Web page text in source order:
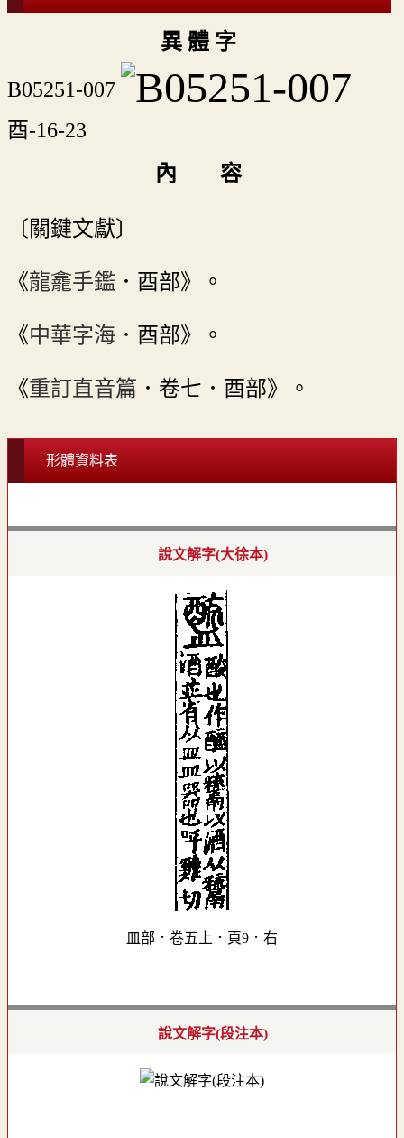
異 體 字
B05251-007
酉-16-23
內 容
〔關鍵文獻〕
《龍龕手鑑 ．酉部》。
《中華字海 ．酉部》。
《重訂直音篇 ．卷七．酉部》。
形體資料表
說文解字(大徐本)
皿部．卷五上．頁9．右
說文解字(段注本)